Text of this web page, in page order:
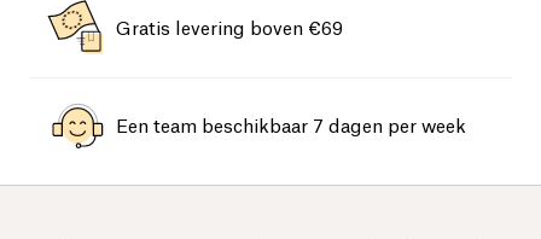
Gratis levering boven €69
Een team beschikbaar 7 dagen per week